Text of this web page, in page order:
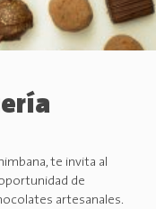
te invita al
de
artesanales.